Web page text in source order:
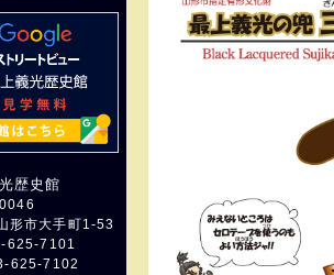
歴史館
形市大手町1-53
625-7101
625-7102